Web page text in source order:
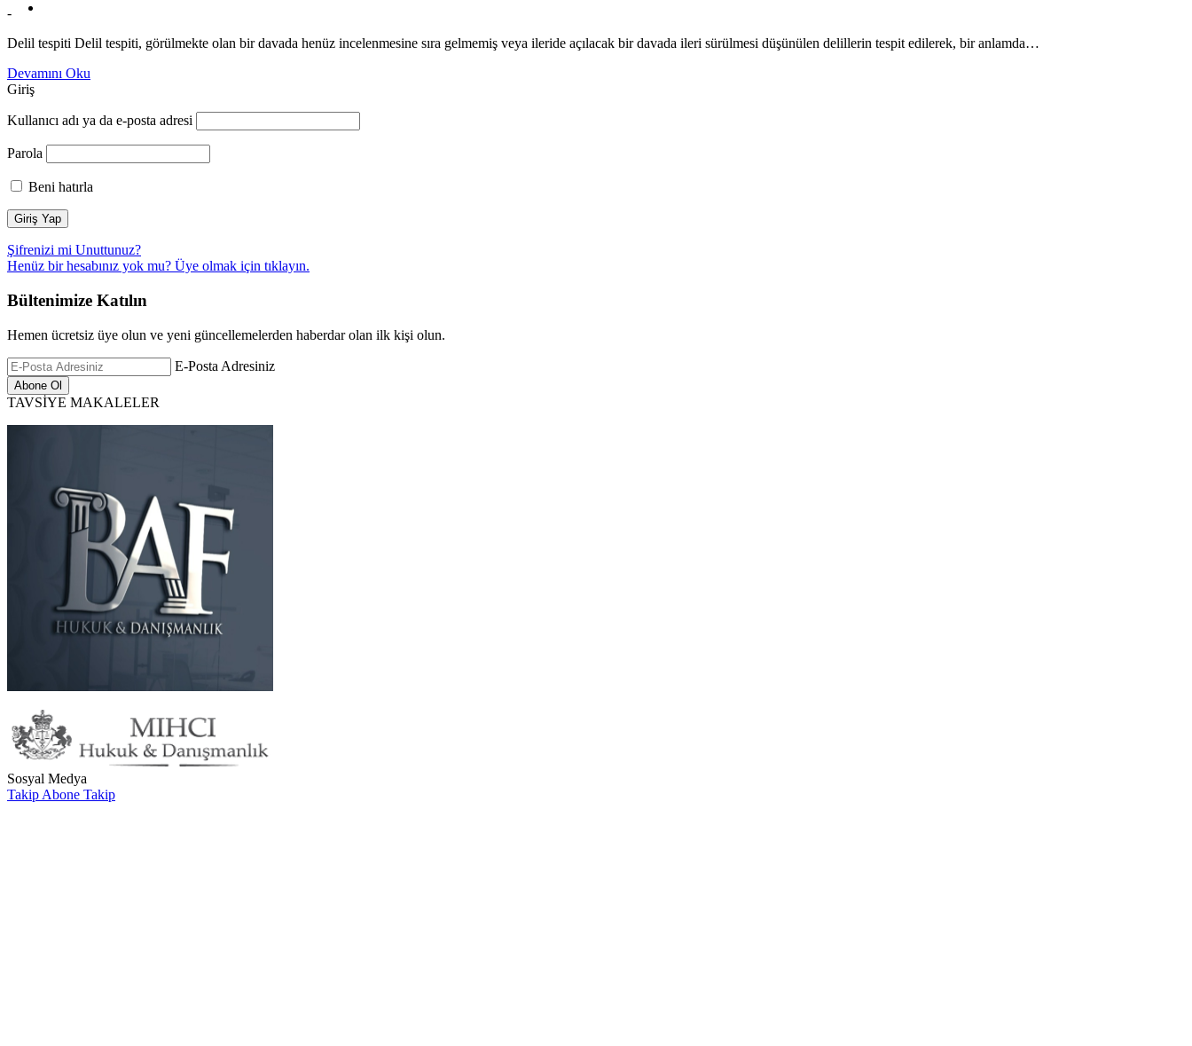
-
Delil tespiti Delil tespiti, görülmekte olan bir davada henüz incelenmesine sıra gelmemiş veya ileride açılacak bir davada ileri sürülmesi düşünülen delillerin tespit edilerek, bir anlamda…
Devamını Oku
Giriş
Kullanıcı adı ya da e-posta adresi
Parola
Beni hatırla
Şifrenizi mi Unuttunuz?
Henüz bir hesabınız yok mu? Üye olmak için tıklayın.
Bültenimize Katılın
Hemen ücretsiz üye olun ve yeni güncellemelerden haberdar olan ilk kişi olun.
E-Posta Adresiniz
TAVSİYE MAKALELER
Sosyal Medya
Takip Abone Takip